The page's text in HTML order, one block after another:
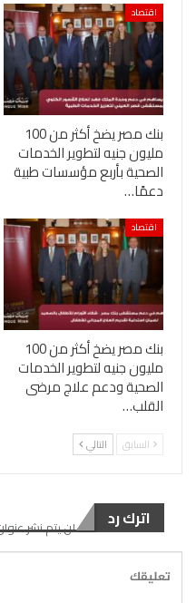
اقتصاد
بنك مصر يضخ أكثر من 100
مليون جنيه لتطوير الخدمات
الصحية بأربع مؤسسات طبية
دعمًا…
اقتصاد
بنك مصر يضخ أكثر من 100
مليون جنيه لتطوير الخدمات
الصحية ودعم علاج مرضى
القلب…
السابق التالي
اترك رد لن يتم نشر